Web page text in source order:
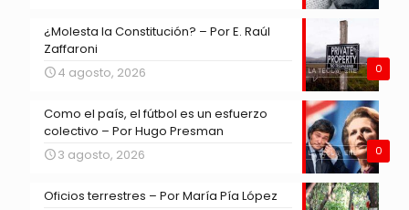
0
¿Molesta la Constitución? – Por E. Raúl
Zaffaroni
4 agosto, 2026
0
Como el país, el fútbol es un esfuerzo
colectivo – Por Hugo Presman
3 agosto, 2026
Oficios terrestres – Por María Pía López